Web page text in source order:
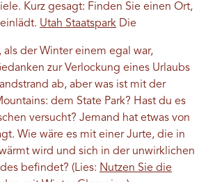
Kurz gesagt: Finden Sie einen Ort,
Utah Staatspark Die
als der Winter einem egal war,
zur Verlockung eines Urlaubs
ab, aber was ist mit der
dem State Park? Hast du es
versucht? Jemand hat etwas von
Wie wäre es mit einer Jurte, die in
wird und sich in der unwirklichen
befindet? (Lies: Nutzen Sie die